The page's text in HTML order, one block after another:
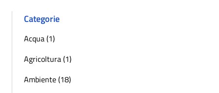
Categorie
Acqua (1)
Agricoltura (1)
Ambiente (18)